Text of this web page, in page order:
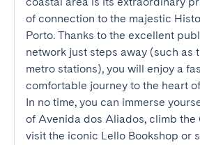
of connection to the majestic
Porto. Thanks to the excellent
network just steps away (such as
metro stations), you will enjoy a
comfortable journey to the heart
In no time, you can immerse
of Avenida dos Aliados, climb the
visit the iconic Lello Bookshop or